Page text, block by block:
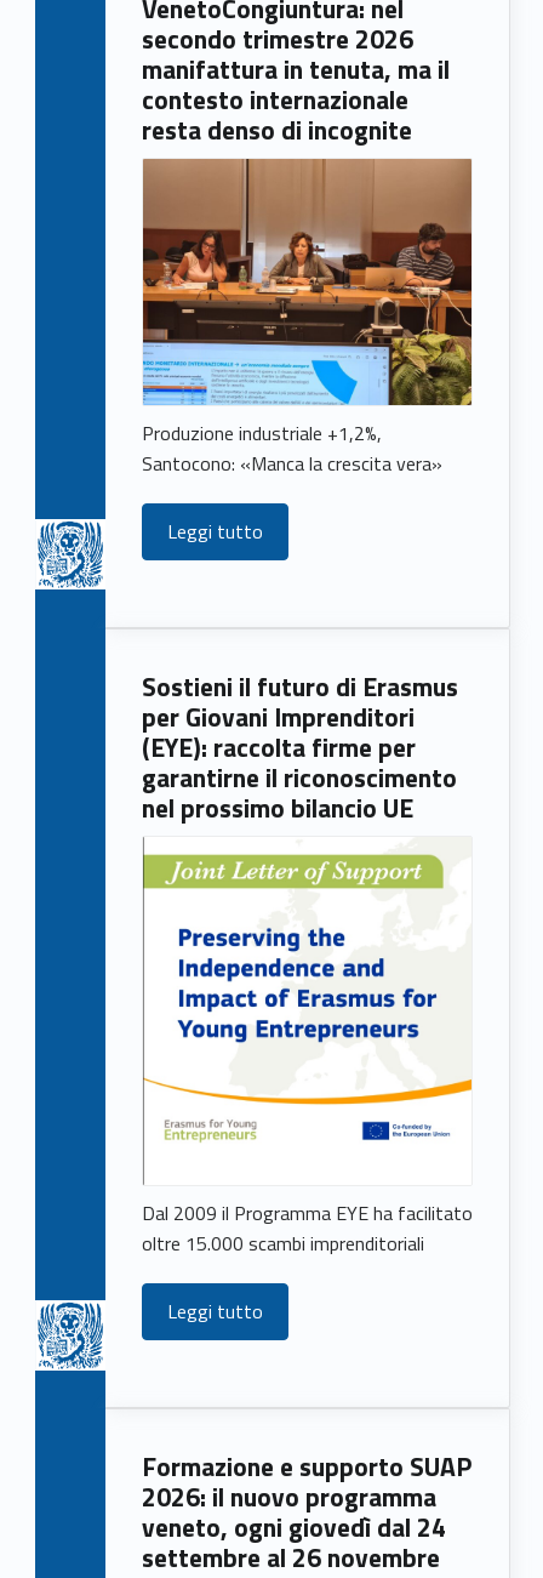
7
)
VenetoCongiuntura: nel
secondo trimestre 2026
manifattura in tenuta, ma il
contesto internazionale
resta denso di incognite
Produzione industriale +1,2%,
Santocono: «Manca la crescita vera»
Leggi tutto
Sostieni il futuro di Erasmus
per Giovani Imprenditori
(EYE): raccolta firme per
garantirne il riconoscimento
nel prossimo bilancio UE
Dal 2009 il Programma EYE ha facilitato
oltre 15.000 scambi imprenditoriali
Leggi tutto
Formazione e supporto SUAP
2026: il nuovo programma
veneto, ogni giovedì dal 24
settembre al 26 novembre